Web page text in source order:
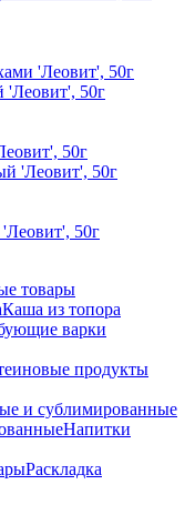
'Леовит', 50г
50г
50г
товары
Каша из топора
варки
продукты
и сублимированные
Напитки
Раскладка